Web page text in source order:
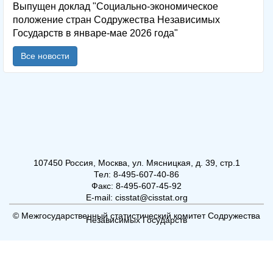
Выпущен доклад "Социально-экономическое
положение стран Содружества Независимых
Государств в январе-мае 2026 года"
Все новости
107450 Россия, Москва, ул. Мясницкая, д. 39, стр.1
Тел: 8-495-607-40-86
Факс: 8-495-607-45-92
E-mail: cisstat@cisstat.org
© Межгосударственный статистический комитет Содружества
Независимых Государств